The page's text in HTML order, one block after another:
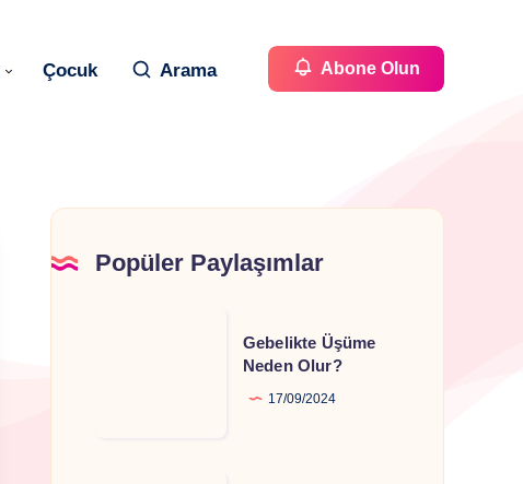
Çocuk Arama Abone Olun
Popüler Paylaşımlar
Gebelikte Üşüme
Neden Olur?
17/09/2024